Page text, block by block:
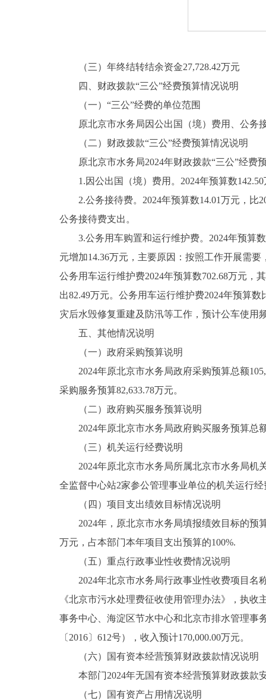
（三）年终结转结余资金27,728.42万元
四、财政拨款“三公”经费预算情况说明
（一）“三公”经费的单位范围
原北京市水务局因公出国（境）费用、公务
（二）财政拨款“三公”经费预算情况说明
原北京市水务局2024年财政拨款“三公”经费
1.因公出国（境）费用。2024年预算数
2.公务接待费。2024年预算数14.01万元，
公务接待费支出。
3.公务用车购置和运行维护费。2024年预算
元增加14.36万元，主要原因：按照工作开展需
公务用车运行维护费2024年预算数702.68万元，
出82.49万元。公务用车运行维护费2024年预算
灾后水毁修复重建及防汛等工作，预计公车使用
五、其他情况说明
（一）政府采购预算说明
2024年原北京市水务局政府采购预算总额
采购服务预算82,633.78万元。
（二）政府购买服务预算说明
2024年原北京市水务局政府购买服务预算总
（三）机关运行经费说明
2024年原北京市水务局所属北京市水务局
全监督中心站2家参公管理事业单位的机关运行
（四）项目支出绩效目标情况说明
2024年，原北京市水务局填报绩效目标的预
万元，占本部门本年项目支出预算的100%.
（五）重点行政事业性收费情况说明
2024年北京市水务局行政事业性收费项目
《北京市污水处理费征收使用管理办法》，执
事务中心、海淀区节水中心和北京市排水管理事
〔2016〕612号），收入预计170,000.00万元。
（六）国有资本经营预算财政拨款情况说明
本部门2024年无国有资本经营预算财政拨款
（七）国有资产占用情况说明